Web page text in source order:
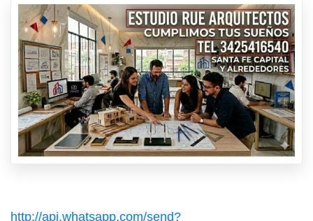
http://api.whatsapp.com/send?